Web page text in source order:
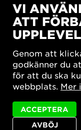
New European
SUSTAINORDIC
Share Future
What Matter_s
Integritetspolicy
VI
ATT
Genom att
godkänner du
för att du ska
webbplats. Mer
AVBÖJ
ACCEPTERA